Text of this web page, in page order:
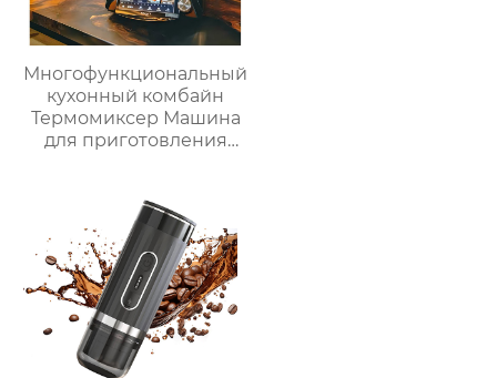
Многофункциональный
кухонный комбайн
Термомиксер Машина
для приготовления